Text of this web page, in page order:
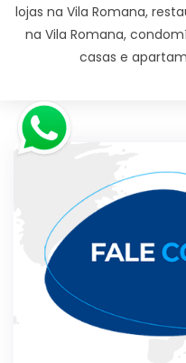
lojas na Vila Romana,
na Vila Romana,
casas e